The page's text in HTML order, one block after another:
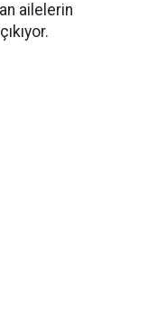
ailelerin